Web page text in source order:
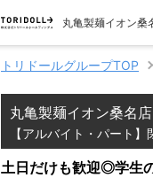
丸亀製麺イオン桑
トリドールグループTOP
丸亀製麺イオン桑名店
【アルバイト・パート
土日だけも歓迎◎学生